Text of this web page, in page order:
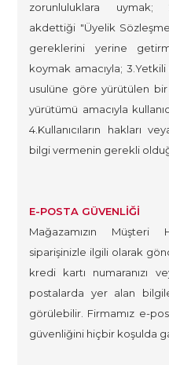
zorunluluklara uymak;
akdettiği "Üyelik
gereklerini yerine
koymak amacıyla;
usulüne göre yürütülen bir
yürütümü amacıyla
4.Kullanıcıların hakları
bilgi vermenin gerekli
E-POSTA GÜVENLİĞİ
Mağazamızın Müşteri
siparişinizle ilgili olarak
kredi kartı numaranızı
postalarda yer alan
görülebilir. Firmamız e-
güvenliğini hiçbir koşulda